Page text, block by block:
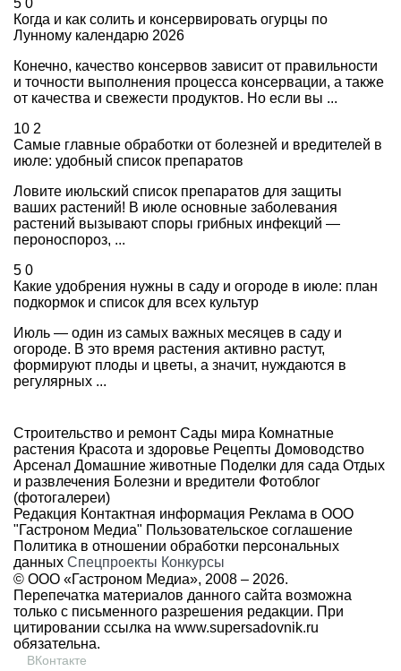
5 0
Когда и как солить и консервировать огурцы по
Лунному календарю 2026
Конечно, качество консервов зависит от правильности
и точности выполнения процесса консервации, а также
от качества и свежести продуктов. Но если вы ...
10 2
Самые главные обработки от болезней и вредителей в
июле: удобный список препаратов
Ловите июльский список препаратов для защиты
ваших растений! В июле основные заболевания
растений вызывают споры грибных инфекций —
пероноспороз, ...
5 0
Какие удобрения нужны в саду и огороде в июле: план
подкормок и список для всех культур
Июль — один из самых важных месяцев в саду и
огороде. В это время растения активно растут,
формируют плоды и цветы, а значит, нуждаются в
регулярных ...
Строительство и ремонт Сады мира Комнатные
растения Красота и здоровье Рецепты Домоводство
Арсенал Домашние животные Поделки для сада Отдых
и развлечения Болезни и вредители Фотоблог
(фотогалереи)
Редакция Контактная информация Реклама в ООО
"Гастроном Медиа" Пользовательское соглашение
Политика в отношении обработки персональных
данных Спецпроекты Конкурсы
© ООО «Гастроном Медиа», 2008 – 2026.
Перепечатка материалов данного сайта возможна
только с письменного разрешения редакции. При
цитировании ссылка на www.supersadovnik.ru
обязательна.
ВКонтакте